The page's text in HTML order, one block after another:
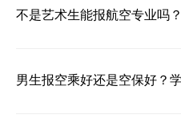
不是艺术生能报航空专业吗
男生报空乘好还是空保好？